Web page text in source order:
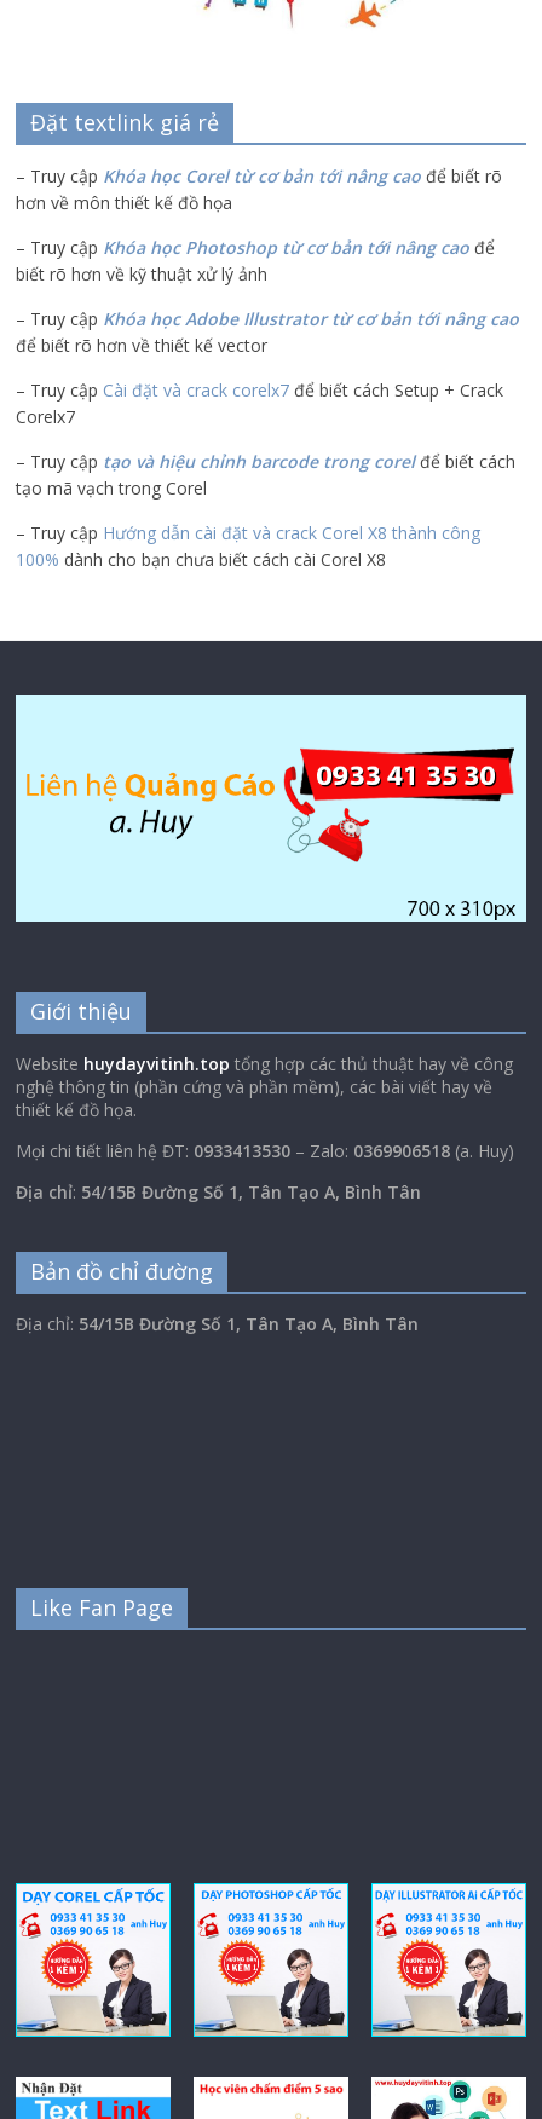
Đặt textlink giá rẻ
– Truy cập Khóa học Corel từ cơ bản tới nâng cao để biết rõ
hơn về môn thiết kế đồ họa
– Truy cập Khóa học Photoshop từ cơ bản tới nâng cao để
biết rõ hơn về kỹ thuật xử lý ảnh
– Truy cập Khóa học Adobe Illustratortừ cơ bản tới nâng cao
để biết rõ hơn về thiết kế vector
– Truy cập Cài đặt và crack corelx7 để biết cách Setup + Crack
Corelx7
– Truy cập tạo và hiệu chỉnh barcode trong corelđể biết cách
tạo mã vạch trong Corel
– Truy cập Hướng dẫn cài đặt và crack Corel X8 thành công
100% dành cho bạn chưa biết cách cài Corel X8
Giới thiệu
Website huydayvitinh.top tổng hợp các thủ thuật hay về công
nghệ thông tin (phần cứng và phần mềm), các bài viết hay về
thiết kế đồ họa.
Mọi chi tiết liên hệ ĐT: 0933413530 – Zalo: 0369906518 (a. Huy)
Địa chỉ: 54/15B Đường Số 1, Tân Tạo A, Bình Tân
Bản đồ chỉ đường
Địa chỉ: 54/15B Đường Số 1, Tân Tạo A, Bình Tân
Like Fan Page